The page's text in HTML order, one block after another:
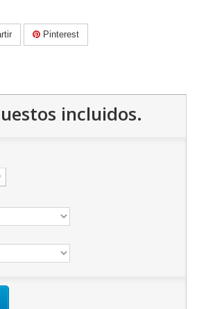
Pinterest
incluidos.